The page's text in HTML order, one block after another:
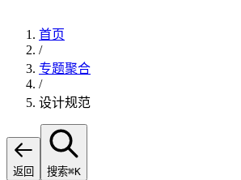
首页
/
专题聚合
/
设计规范
返回 搜索⌘K